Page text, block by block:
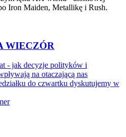
Iron Maiden, Metallikę i Rush.
WIECZÓR
- jak decyzje polityków i
na otaczającą nas
do czwartku dyskutujemy w